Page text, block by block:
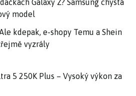
Galaxy Z? Samsung chystá
model
kdepak, e-shopy Temu a Shein
vyzrály
5 250K Plus – Vysoký výkon za